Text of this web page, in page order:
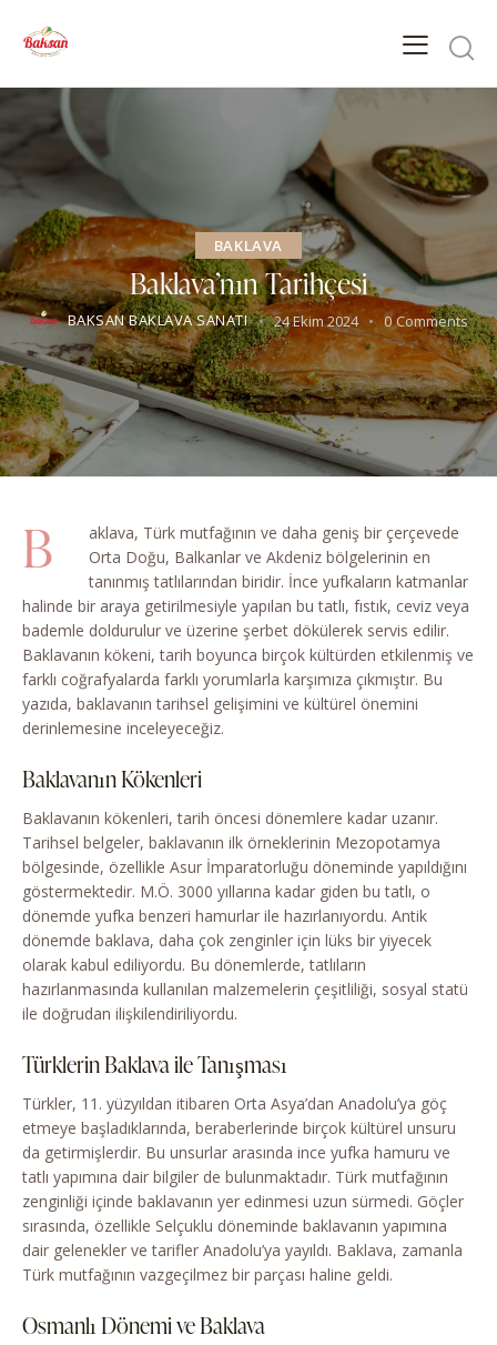
BAKLAVA
Baklava’nın Tarihçesi
BAKSAN BAKLAVA SANATI 24 Ekim 2024 0 Comments
B
aklava, Türk mutfağının ve daha geniş bir çerçevede
Orta Doğu, Balkanlar ve Akdeniz bölgelerinin en
tanınmış tatlılarından biridir. İnce yufkaların katmanlar
halinde bir araya getirilmesiyle yapılan bu tatlı, fıstık, ceviz veya
bademle doldurulur ve üzerine şerbet dökülerek servis edilir.
Baklavanın kökeni, tarih boyunca birçok kültürden etkilenmiş ve
farklı coğrafyalarda farklı yorumlarla karşımıza çıkmıştır. Bu
yazıda, baklavanın tarihsel gelişimini ve kültürel önemini
derinlemesine inceleyeceğiz.
Baklavanın Kökenleri
Baklavanın kökenleri, tarih öncesi dönemlere kadar uzanır.
Tarihsel belgeler, baklavanın ilk örneklerinin Mezopotamya
bölgesinde, özellikle Asur İmparatorluğu döneminde yapıldığını
göstermektedir. M.Ö. 3000 yıllarına kadar giden bu tatlı, o
dönemde yufka benzeri hamurlar ile hazırlanıyordu. Antik
dönemde baklava, daha çok zenginler için lüks bir yiyecek
olarak kabul ediliyordu. Bu dönemlerde, tatlıların
hazırlanmasında kullanılan malzemelerin çeşitliliği, sosyal statü
ile doğrudan ilişkilendiriliyordu.
Türklerin Baklava ile Tanışması
Türkler, 11. yüzyıldan itibaren Orta Asya’dan Anadolu’ya göç
etmeye başladıklarında, beraberlerinde birçok kültürel unsuru
da getirmişlerdir. Bu unsurlar arasında ince yufka hamuru ve
tatlı yapımına dair bilgiler de bulunmaktadır. Türk mutfağının
zenginliği içinde baklavanın yer edinmesi uzun sürmedi. Göçler
sırasında, özellikle Selçuklu döneminde baklavanın yapımına
dair gelenekler ve tarifler Anadolu’ya yayıldı. Baklava, zamanla
Türk mutfağının vazgeçilmez bir parçası haline geldi.
Osmanlı Dönemi ve Baklava